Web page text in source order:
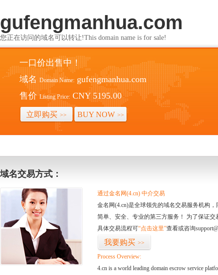
gufengmanhua.com
您正在访问的域名可以转让!This domain name is for sale!
一口价出售中！
域名 Domain Name: gufengmanhua.com
售价 Listing Price: CNY 5195.00
立即购买 >> BUY NOW >>
域名交易方式：
通过金名网(4.cn) 中介交易
金名网(4.cn)是全球领先的域名交易服务机构
简单、安全、专业的第三方服务！ 为了保证
具体交易流程可“点击这里”查看或咨询
我要购买 >>
Process Overview:
4.cn is a world leading domain escrow service